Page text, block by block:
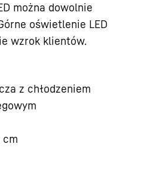
można dowolnie
oświetlenie LED
wzrok klientów.
z chłodzeniem
cm